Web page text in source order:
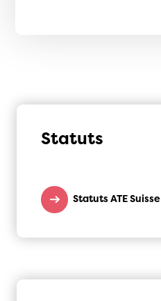
Statuts
Statuts ATE Suisse